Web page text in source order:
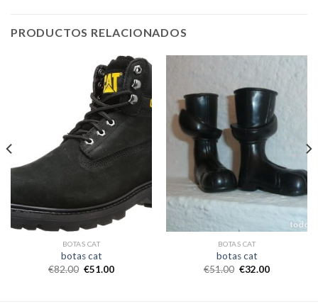
PRODUCTOS RELACIONADOS
BOTAS CAT
botas cat
€82.00 €51.00
BOTAS CAT
botas cat
€51.00 €32.00